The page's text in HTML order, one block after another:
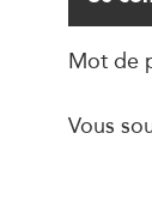
Mot de
Vous